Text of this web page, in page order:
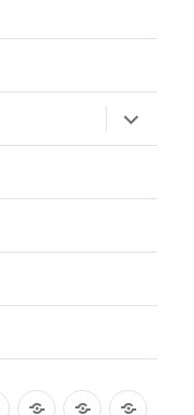
anzeigen
GebäckKuchenTorten